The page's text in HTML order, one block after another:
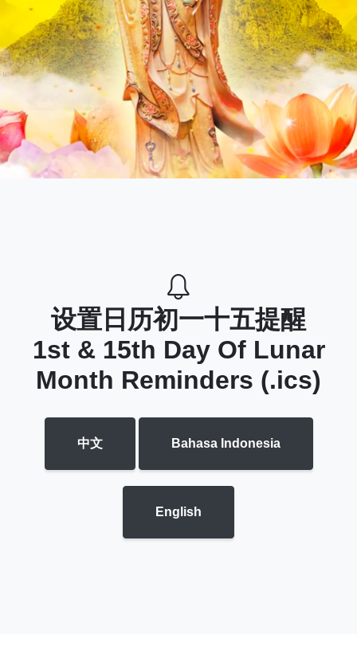
设置日历初一十五提醒
1st & 15th Day Of Lunar
Month Reminders (.ics)
中文 Bahasa Indonesia
English